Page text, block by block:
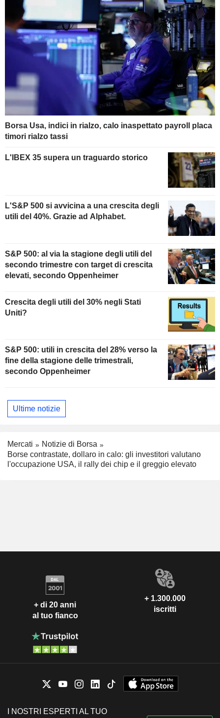
Borsa Usa, indici in rialzo, calo inaspettato payroll placa
timori rialzo tassi
L'IBEX 35 supera un traguardo storico
L'S&P 500 si avvicina a una crescita degli
utili del 40%. Grazie ad Alphabet.
S&P 500: al via la stagione degli utili del
secondo trimestre con target di crescita
elevati, secondo Oppenheimer
Crescita degli utili del 30% negli Stati
Uniti?
S&P 500: utili in crescita del 28% verso la
fine della stagione delle trimestrali,
secondo Oppenheimer
Ultime notizie
Mercati
Notizie di Borsa
Borse contrastate, dollaro in calo: gli investitori valutano
l'occupazione USA, il rally dei chip e il greggio elevato
+ di 20 anni
al tuo fianco
+ 1.300.000
iscritti
I NOSTRI ESPERTI AL TUO